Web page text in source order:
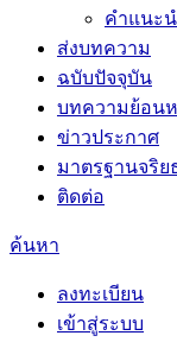
คำแนะ
ส่งบทความ
ฉบับปัจจุบัน
บทความย้อน
ข่าวประกาศ
มาตรฐานจริย
ติดต่อ
ค้นหา
ลงทะเบียน
เข้าสู่ระบบ